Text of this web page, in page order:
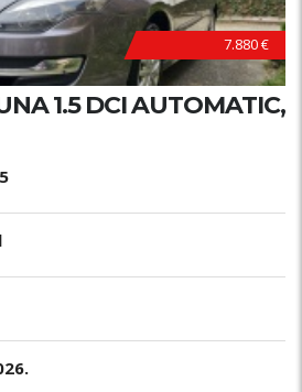
7.880 €
1.5 DCI AUTOMATIC,